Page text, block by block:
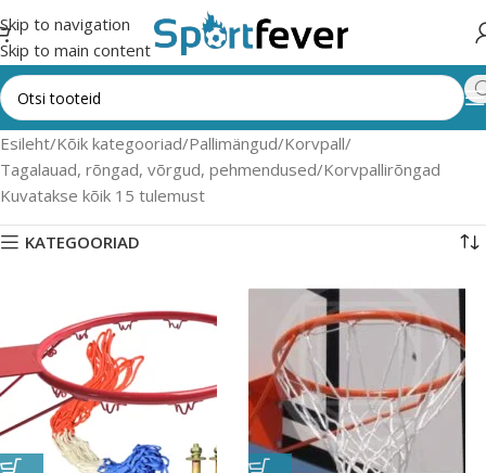
Skip to navigation
Skip to main content
Esileht Kõik kategooriad Pallimängud Korvpall
Tagalauad, rõngad, võrgud, pehmendused Korvpallirõngad
Kuvatakse kõik 15 tulemust
KATEGOORIAD